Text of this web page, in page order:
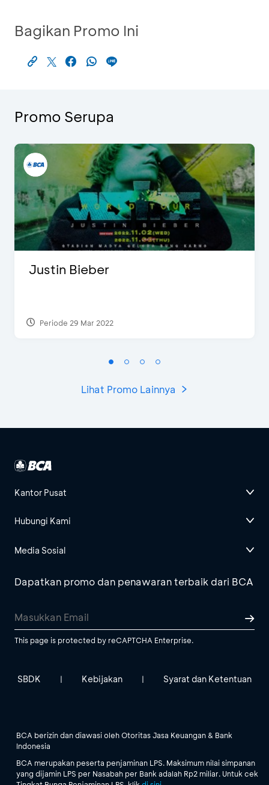
Bagikan Promo Ini
Promo Serupa
Justin Bieber
Periode 29 Mar 2022
Lihat Promo Lainnya
Kantor Pusat
Hubungi Kami
Media Sosial
Dapatkan promo dan penawaran terbaik dari BCA
This page is protected by reCAPTCHA Enterprise.
SBDK | Kebijakan | Syarat dan Ketentuan
BCA berizin dan diawasi oleh Otoritas Jasa Keuangan & Bank
Indonesia
BCA merupakan peserta penjaminan LPS. Maksimum nilai simpanan
yang dijamin LPS per Nasabah per Bank adalah Rp2 miliar. Untuk cek